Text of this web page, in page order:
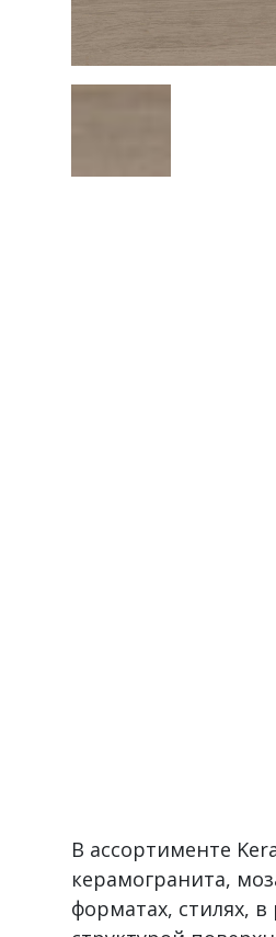
В ассортименте
керамогранита,
форматах, стилях,